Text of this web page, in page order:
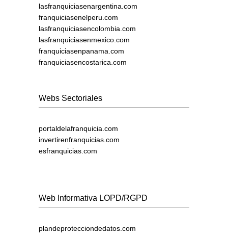
lasfranquiciasenargentina.com
franquiciasenelperu.com
lasfranquiciasencolombia.com
lasfranquiciasenmexico.com
franquiciasenpanama.com
franquiciasencostarica.com
Webs Sectoriales
portaldelafranquicia.com
invertirenfranquicias.com
esfranquicias.com
Web Informativa LOPD/RGPD
plandeprotecciondedatos.com